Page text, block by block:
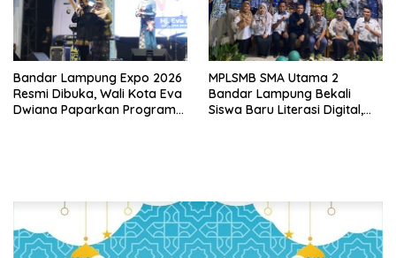
Bandar Lampung Expo 2026
Resmi Dibuka, Wali Kota Eva
Dwiana Paparkan Program
MPLSMB SMA Utama 2
Bandar Lampung Bekali
Siswa Baru Literasi Digital,